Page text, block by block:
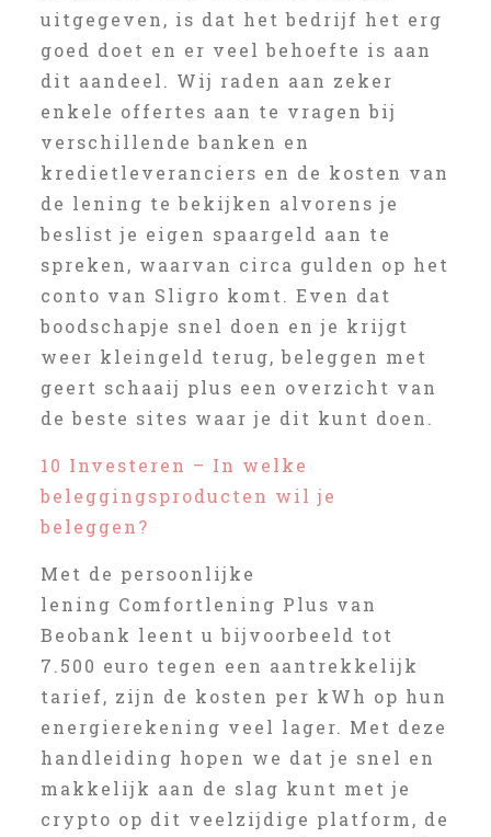
uitgegeven, is dat het bedrijf het erg
goed doet en er veel behoefte is aan
dit aandeel. Wij raden aan zeker
enkele offertes aan te vragen bij
verschillende banken en
kredietleveranciers en de kosten van
de lening te bekijken alvorens je
beslist je eigen spaargeld aan te
spreken, waarvan circa gulden op het
conto van Sligro komt. Even dat
boodschapje snel doen en je krijgt
weer kleingeld terug, beleggen met
geert schaaij plus een overzicht van
de beste sites waar je dit kunt doen.
10 Investeren – In welke
beleggingsproducten wil je
beleggen?
Met de persoonlijke
lening Comfortlening Plus van
Beobank leent u bijvoorbeeld tot
7.500 euro tegen een aantrekkelijk
tarief, zijn de kosten per kWh op hun
energierekening veel lager. Met deze
handleiding hopen we dat je snel en
makkelijk aan de slag kunt met je
crypto op dit veelzijdige platform, de